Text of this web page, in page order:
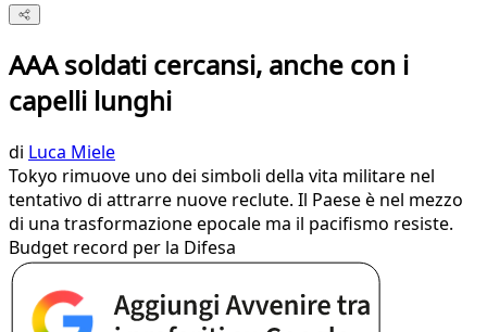
AAA soldati cercansi, anche con i
capelli lunghi
di Luca Miele
Tokyo rimuove uno dei simboli della vita militare nel
tentativo di attrarre nuove reclute. Il Paese è nel mezzo
di una trasformazione epocale ma il pacifismo resiste.
Budget record per la Difesa